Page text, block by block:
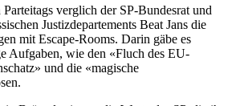
verglich der SP-Bundesrat und
Justizdepartements Beat Jans die
mit Escape-Rooms. Darin gäbe es
Aufgaben, wie den «Fluch des EU-
und die «magische